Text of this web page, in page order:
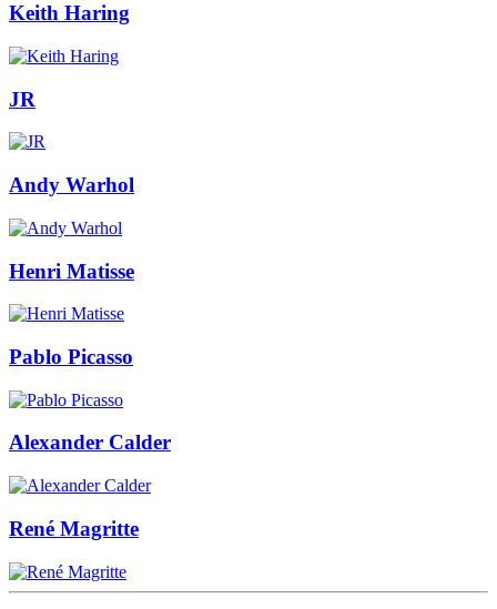
Keith Haring
JR
Andy Warhol
Henri Matisse
Pablo Picasso
Alexander Calder
René Magritte